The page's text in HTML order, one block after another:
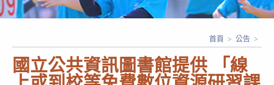
國立公共資訊圖書館提供 「線
首頁 > 公告 >